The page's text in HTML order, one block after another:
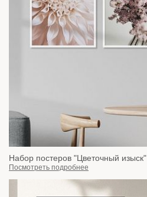
Набор постеров "Цветочный изыск"
Посмотреть подробнее